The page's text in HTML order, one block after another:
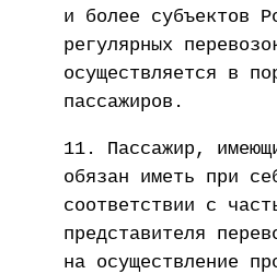
и более субъектов
регулярных
осуществляется в
пассажиров.
11. Пассажир,
обязан иметь при
соответствии с
представителя
на осуществление